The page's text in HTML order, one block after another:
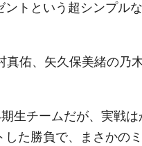
トという超シンプル
佑、矢久保美緒の乃
生チームだが、実戦
た勝負で、まさかの